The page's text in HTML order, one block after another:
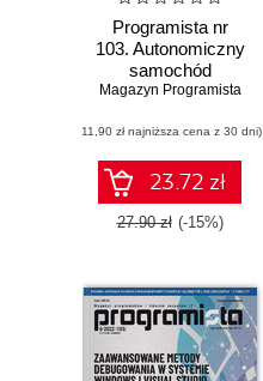
Programista nr
103. Autonomiczny
samochód
Magazyn Programista
(11,90 zł najniższa cena z 30 dni)
23.72 zł
27.90 zł (-15%)